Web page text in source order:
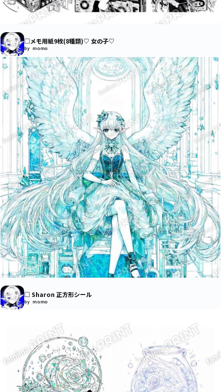
□メモ用紙9枚(8種類)♡ 女の子♡
by momo
□ Sharon 正方形シール
by momo